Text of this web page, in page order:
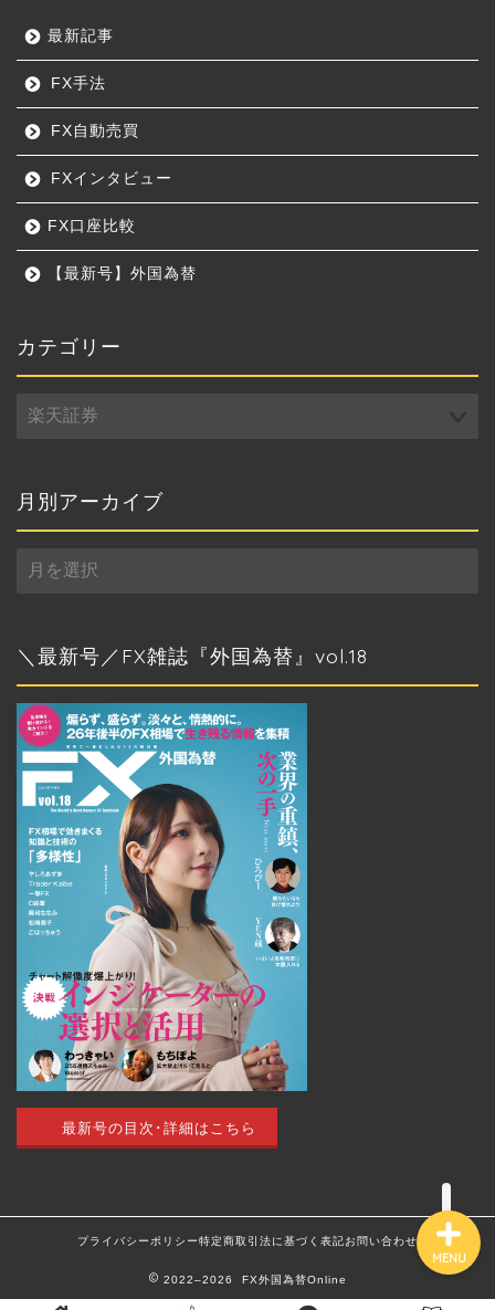
最新記事
FX手法
FX自動売買
FXインタビュー
FX口座比較
【最新号】外国為替
カテゴリー
カ
テ
ー
月別アーカイブ
月
別
カ
＼最新号／FX雑誌『外国為替』vol.18
最新号の目次･詳細はこちら
プライバシーポリシー特定商取引法に基づく表記お問い合わせ
2022–2026 FX外国為替Online
MENU
トップページ
発売のお知らせ
トレードアイデア
最新記事（すべての記事）